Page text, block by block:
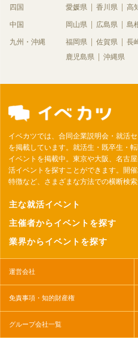
四国 愛媛県 香川県 高
中国 岡山県 広島県 島
九州・沖縄 福岡県 佐賀県 長
鹿児島県
沖縄県
イベカツでは、合同企業説明会・就活
を掲載しています。就活生・既卒生・
イベントを掲載中。東京や大阪、名古
活イベントを探すことができます。開
特徴など、さまざまな方法での横断検索
主な就活イベント
主催者からイベントを探す
業界からイベントを探す
運営会社
免責事項・知的財産権
グループ会社一覧